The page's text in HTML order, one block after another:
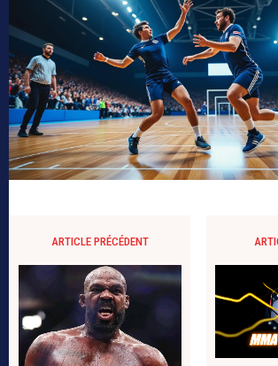
ARTICLE PRÉCÉDENT